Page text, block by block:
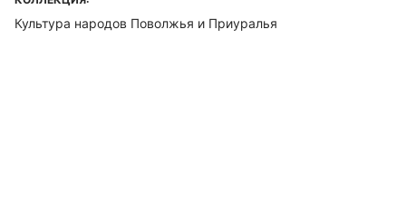
Культура народов Поволжья и Приуралья